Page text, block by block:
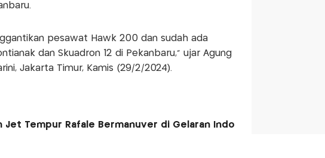
pesawat Hawk 200 dan sudah ada
dan Skuadron 12 di Pekanbaru," ujar Agung
Jakarta Timur, Kamis (29/2/2024).
Jet Tempur Rafale Bermanuver di Gelaran Indo